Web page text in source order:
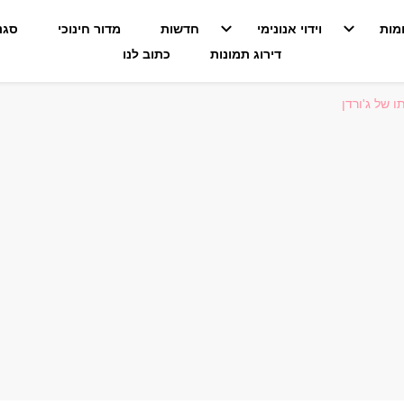
וידוי אנונימי חדשות מדור חינוכי
דירוג תמונות
כתוב לנו
של ג'ורדן